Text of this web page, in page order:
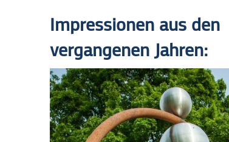
Impressionen aus den
vergangenen Jahren: